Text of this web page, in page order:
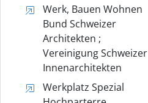
Werk, Bauen Wohnen
Bund Schweizer
Architekten ;
Vereinigung Schweizer
Innenarchitekten
Werkplatz Spezial